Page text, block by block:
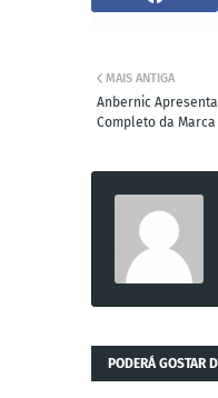
MAIS ANTIGA
Anbernic
Completo da Marca
PODERÁ GOSTAR